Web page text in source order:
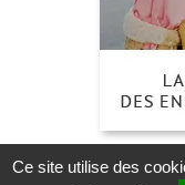
Ce site utilise des